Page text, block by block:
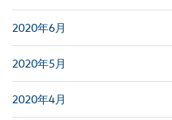
2020年6月
2020年5月
2020年4月